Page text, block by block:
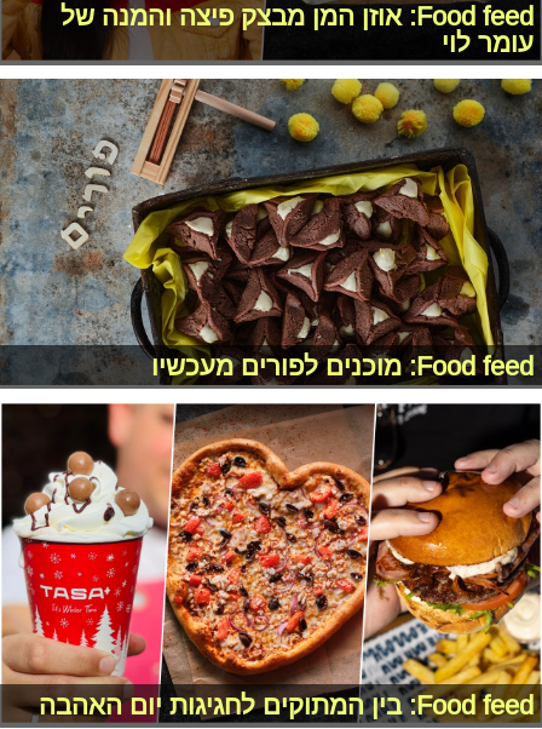
Food feed: אוזן המן מבצק פיצה והמנה של
עומר לוי
Food feed: מוכנים לפורים מעכשיו
Food feed: בין המתוקים לחגיגות יום האהבה